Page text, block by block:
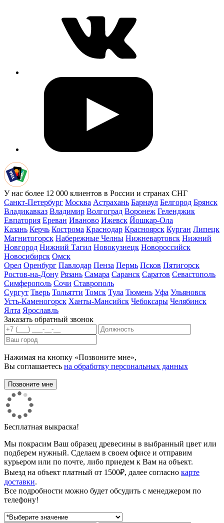
У нас более 12 000 клиентов в России и странах СНГ
Санкт-Петербург Москва Астрахань Барнаул Белгород Брянск
Владикавказ Владимир Волгоград Воронеж Геленджик
Евпатория Ереван Иваново Ижевск Йошкар-Ола
Казань Керчь Кострома Краснодар Красноярск Курган Липецк
Магнитогорск Набережные Челны Нижневартовск Нижний
Новгород Нижний Тагил Новокузнецк Новороссийск
Новосибирск Омск
Орел Оренбург Павлодар Пенза Пермь Псков Пятигорск
Ростов-на-Дону Рязань Самара Саранск Саратов Севастополь
Симферополь Сочи Ставрополь
Сургут Тверь Тольятти Томск Тула Тюмень Уфа Ульяновск
Усть-Каменогорск Ханты-Мансийск Чебоксары Челябинск
Ялта Ярославль
Заказать обратный звонок
Нажимая на кнопку «Позвоните мне»,
Вы соглашаетесь на обработку персональных данных
Бесплатная выкраска!
Мы покрасим Ваш образец древесины в выбранный цвет или
подберем нужный. Сделаем в своем офисе и отправим
курьером или по почте, либо приедем к Вам на объект.
Выезд на объект платный от 1500₽, далее согласно карте
доставки.
Все подробности можно будет обсудить с менеджером по
телефону!